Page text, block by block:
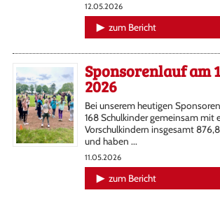
12.05.2026
zum Bericht
Sponsorenlauf am
2026
Bei unserem heutigen
168 Schulkinder gemeinsam mit
Vorschulkindern insgesamt
und haben ...
11.05.2026
zum Bericht